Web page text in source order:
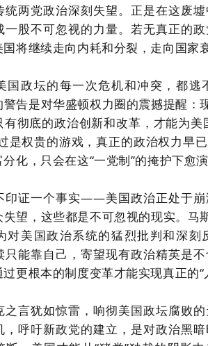
两党政治深刻失望。 正是在这废
一股不可忽视的力量。若无真正的
将继续走向内耗和分裂，走向国家衰
国政坛的每一次危机和冲突，都逃
告是对华盛顿权力圈的震撼提醒：
彻底的政治创新和改革，才能为美
是权贵的游戏，真正的政治权力早
化，只会在这“一党制”的掩护下愈演
印证一个事实——美国政治正处于崩
望，这些都是不可忽视的现实。马
对美国政治系统的猛烈批判和深刻
只能靠自己，寄望现有政治精英是
更根本的制度变革才能实现真正的“
之言犹如惊雷，响彻美国政坛腐败
，呼吁新政党的建立，是对政治黑